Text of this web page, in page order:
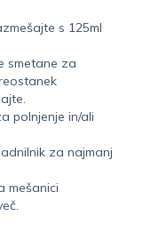
s 125ml
smetane za
polnjenje in/ali
za najmanj
mešanici